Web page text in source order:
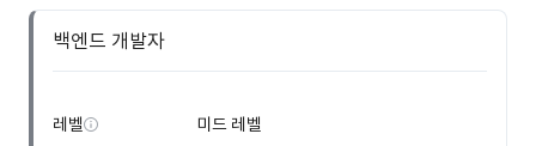
백엔드 개발자
레벨
미드 레벨